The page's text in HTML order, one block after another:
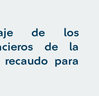
de los
de la
para